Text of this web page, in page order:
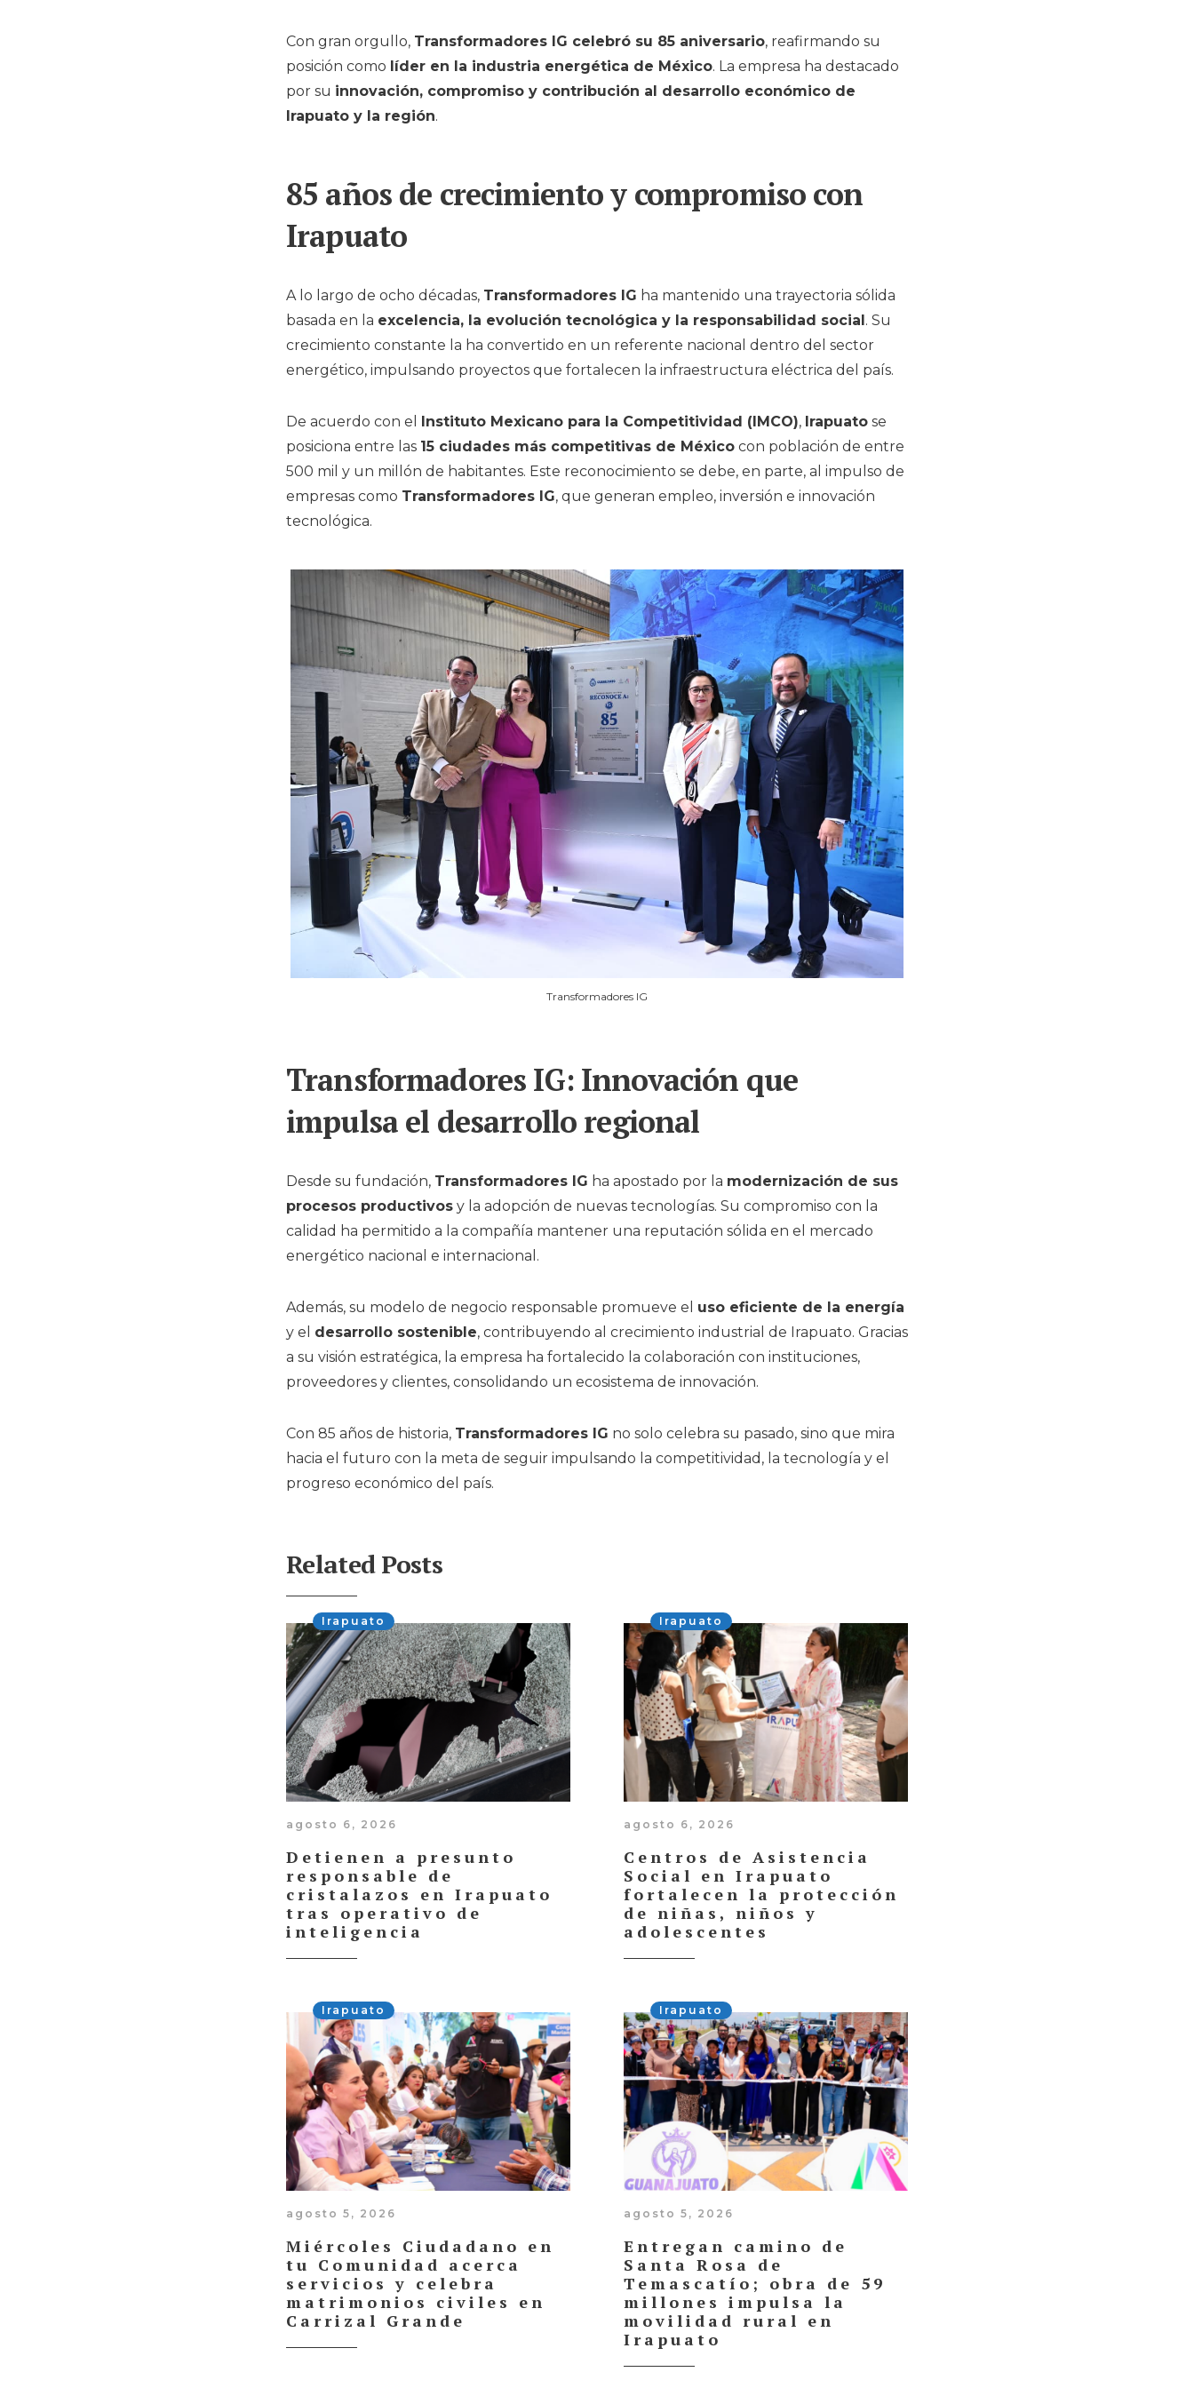
Con gran orgullo, Transformadores IG celebró su 85 aniversario, reafirmando su
posición como líder en la industria energética de México. La empresa ha destacado
por su innovación, compromiso y contribución al desarrollo económico de
Irapuato y la región.
85 años de crecimiento y compromiso con
Irapuato
A lo largo de ocho décadas, Transformadores IG ha mantenido una trayectoria sólida
basada en la excelencia, la evolución tecnológica y la responsabilidad social . Su
crecimiento constante la ha convertido en un referente nacional dentro del sector
energético, impulsando proyectos que fortalecen la infraestructura eléctrica del país.
De acuerdo con el Instituto Mexicano para la Competitividad (IMCO), Irapuato se
posiciona entre las 15 ciudades más competitivas de México con población de entre
500 mil y un millón de habitantes. Este reconocimiento se debe, en parte, al impulso de
empresas como Transformadores IG, que generan empleo, inversión e innovación
tecnológica.
Transformadores IG
Transformadores IG: Innovación que
impulsa el desarrollo regional
Desde su fundación, Transformadores IG ha apostado por la modernización de sus
procesos productivos y la adopción de nuevas tecnologías. Su compromiso con la
calidad ha permitido a la compañía mantener una reputación sólida en el mercado
energético nacional e internacional.
Además, su modelo de negocio responsable promueve el uso eficiente de la energía
y el desarrollo sostenible, contribuyendo al crecimiento industrial de Irapuato. Gracias
a su visión estratégica, la empresa ha fortalecido la colaboración con instituciones,
proveedores y clientes, consolidando un ecosistema de innovación.
Con 85 años de historia, Transformadores IG no solo celebra su pasado, sino que mira
hacia el futuro con la meta de seguir impulsando la competitividad, la tecnología y el
progreso económico del país.
Related Posts
Irapuato
agosto 6, 2026
Detienen a presunto
responsable de
cristalazos en Irapuato
tras operativo de
inteligencia
Irapuato
agosto 6, 2026
Centros de Asistencia
Social en Irapuato
fortalecen la protección
de niñas, niños y
adolescentes
Irapuato
agosto 5, 2026
Miércoles Ciudadano en
tu Comunidad acerca
servicios y celebra
matrimonios civiles en
Carrizal Grande
Irapuato
agosto 5, 2026
Entregan camino de
Santa Rosa de
Temascatío; obra de 59
millones impulsa la
movilidad rural en
Irapuato